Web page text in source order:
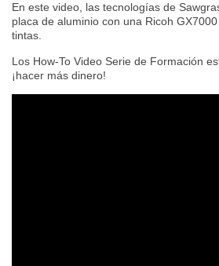
En este video, las tecnologías de
placa de aluminio con una Ricoh
tintas.
Los How-To Video Serie de Formación
¡hacer más dinero!